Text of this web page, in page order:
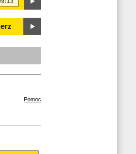
Pomoc